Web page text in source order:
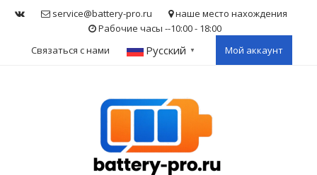
service@battery-pro.ru
наше место нахождения
Рабочие часы --10:00 - 18:00
Связаться с нами
Русский ▼ Мой аккаунт